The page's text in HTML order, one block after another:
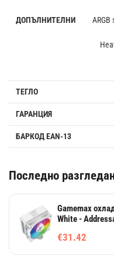
ДОПЪЛНИТЕЛНИ
ТЕГЛО
ГАРАНЦИЯ
БАРКОД EAN-13
Последно
Gamemax
White -
€31.42